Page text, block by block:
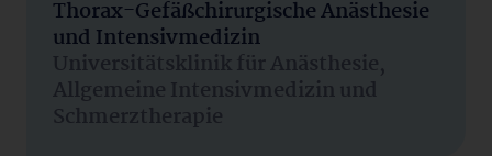
Thorax-Gefäßchirurgische Anästhesie
und Intensivmedizin
Universitätsklinik für Anästhesie,
Allgemeine Intensivmedizin und
Schmerztherapie